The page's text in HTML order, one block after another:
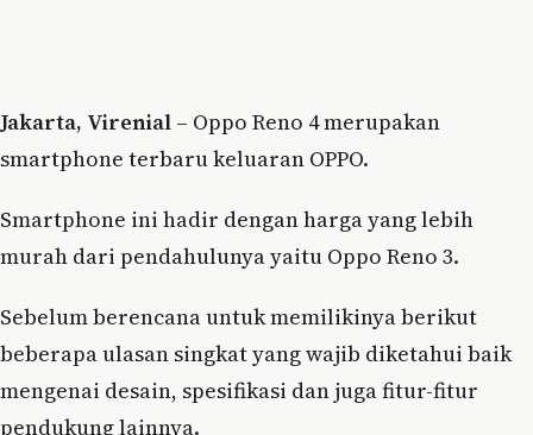
Jakarta, Virenial – Oppo Reno 4 merupakan
smartphone terbaru keluaran OPPO.
Smartphone ini hadir dengan harga yang lebih
murah dari pendahulunya yaitu Oppo Reno 3.
Sebelum berencana untuk memilikinya berikut
beberapa ulasan singkat yang wajib diketahui baik
mengenai desain, spesifikasi dan juga fitur-fitur
pendukung lainnya.